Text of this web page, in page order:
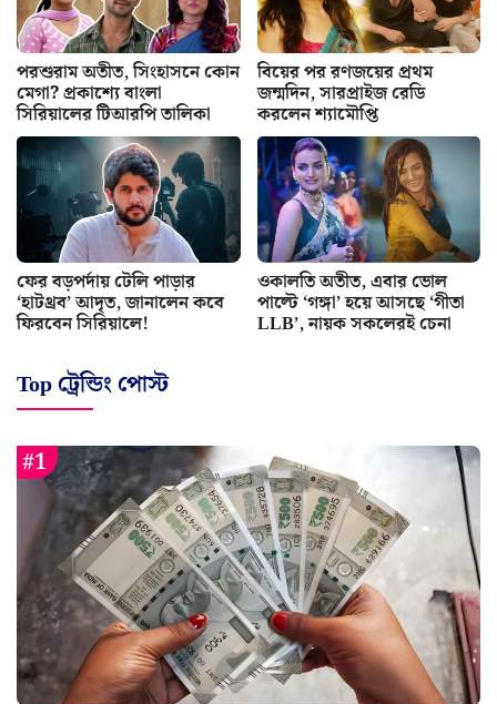
পরশুরাম অতীত, সিংহাসনে কোন
মেগা? প্রকাশ্যে বাংলা
সিরিয়ালের টিআরপি তালিকা
বিয়ের পর রণজয়ের প্রথম
জন্মদিন, সারপ্রাইজ রেডি
করলেন শ্যামৌপ্তি
ফের বড়পর্দায় টেলি পাড়ার
‘হাটথ্রব’ আদৃত, জানালেন কবে
ফিরবেন সিরিয়ালে!
ওকালতি অতীত, এবার ভোল
পাল্টে ‘গঙ্গা’ হয়ে আসছে ‘গীতা
LLB’, নায়ক সকলেরই চেনা
Top ট্রেন্ডিং পোস্ট